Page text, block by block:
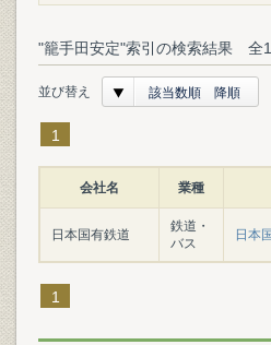
"籠手田安定"索引の検索結果
並び替え 該当数順 降順
1
会社名 業種
日本国有鉄道
鉄道・
バス
日本
1